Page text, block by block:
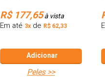
R$ 177,65à vista
Em até 3x de R$ 62,33
Adicionar
peles >>